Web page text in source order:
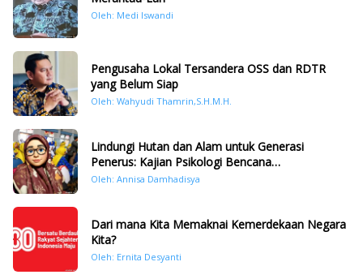
Oleh: Medi Iswandi
Pengusaha Lokal Tersandera OSS dan RDTR
yang Belum Siap
Oleh: Wahyudi Thamrin,S.H.M.H.
Lindungi Hutan dan Alam untuk Generasi
Penerus: Kajian Psikologi Bencana
Hidrometeorologi di Sumatera Pasca Tragedi
Oleh: Annisa Damhadisya
Dari mana Kita Memaknai Kemerdekaan Negara
Kita?
Oleh: Ernita Desyanti